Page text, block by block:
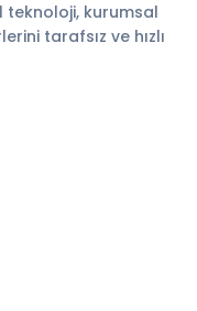
teknoloji, kurumsal
tarafsız ve hızlı